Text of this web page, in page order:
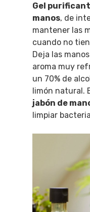
Gel
manos, de
mantener las
cuando no
Deja las
aroma muy
un 70% de
limón natural.
jabón de
limpiar